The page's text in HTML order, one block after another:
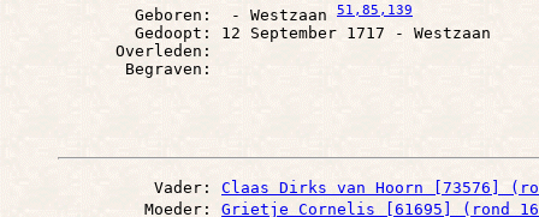
        Geboren:  - Westzaan
51 ,85 ,139
        Gedoopt: 12 September 1717 - Westzaan
      Overleden:
          Vader:
Claas Dirks van Hoorn [73576]
         Moeder:
Grietje Cornelis [61695] (rond